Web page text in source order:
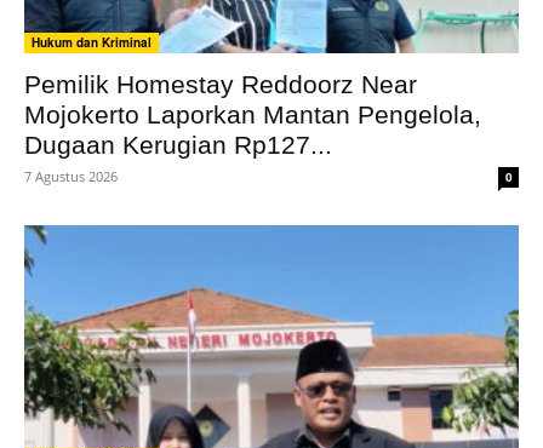
Hukum dan Kriminal
Pemilik Homestay Reddoorz Near
Mojokerto Laporkan Mantan Pengelola,
Dugaan Kerugian Rp127...
7 Agustus 2026 0